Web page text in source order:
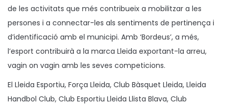
de les activitats que més contribueix a mobilitzar a les
persones i a connectar-les als sentiments de pertinença i
d’identificació amb el municipi. Amb ‘Bordeus’, a més,
l’esport contribuirà a la marca Lleida exportant-la arreu,
vagin on vagin amb les seves competicions.
El Lleida Esportiu, Força Lleida, Club Bàsquet Lleida, Lleida
Handbol Club, Club Esportiu Lleida Llista Blava, Club